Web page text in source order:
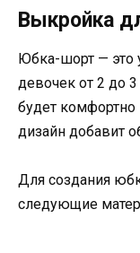
Выкройка
Юбка-шорт — это
девочек от 2 до
будет комфортно
дизайн добавит
Для создания
следующие